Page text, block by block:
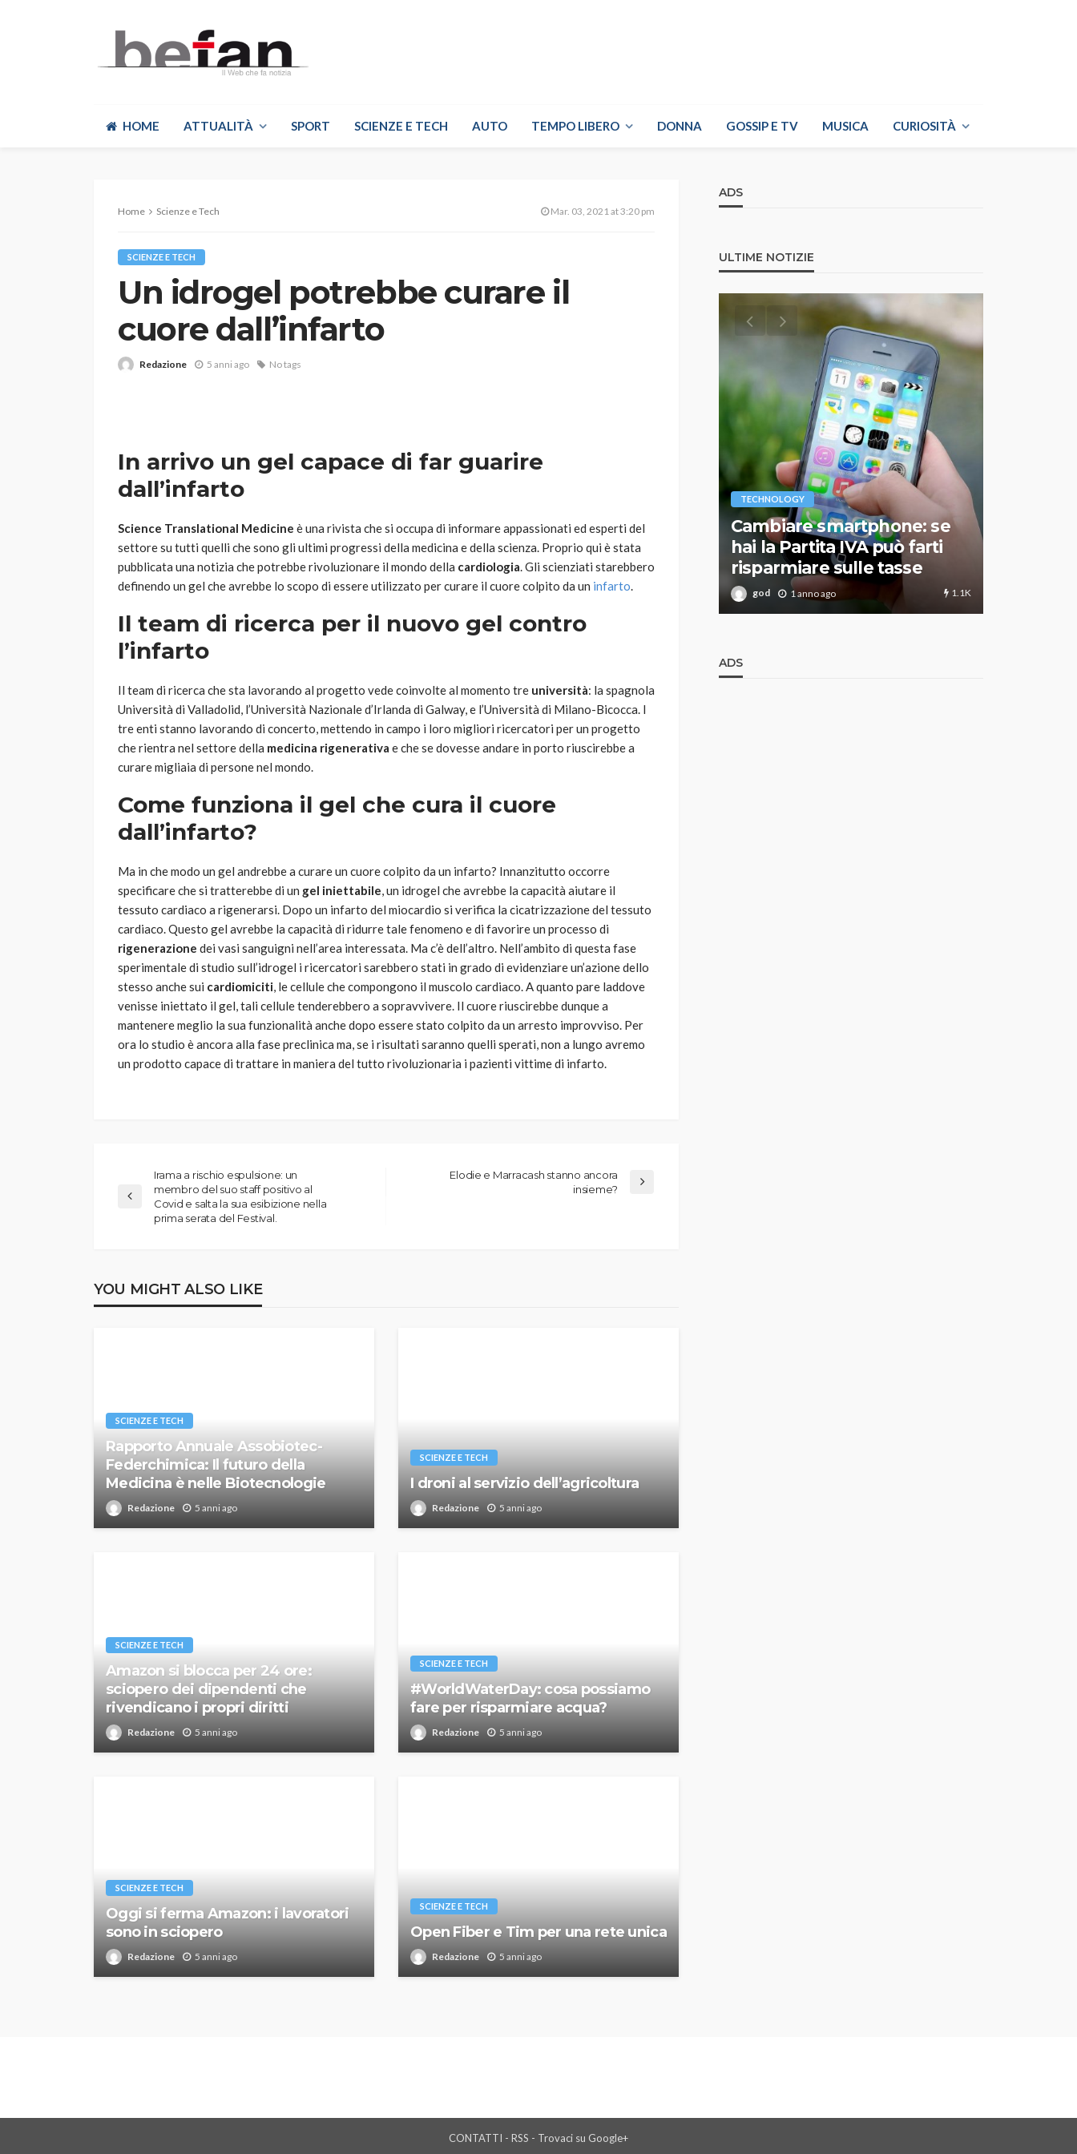
HOME ATTUALITÀ SPORT SCIENZE E TECH AUTO TEMPO LIBERO DONNA GOSSIP E TV MUSICA CURIOSITÀ
Home Scienze e Tech Mar. 03, 2021 at 3:20 pm
SCIENZE E TECH
Un idrogel potrebbe curare il
cuore dall’infarto
Redazione 5 anni ago No tags
In arrivo un gel capace di far guarire
dall’infarto
Science Translational Medicine è una rivista che si occupa di informare appassionati ed esperti del
settore su tutti quelli che sono gli ultimi progressi della medicina e della scienza. Proprio qui è stata
pubblicata una notizia che potrebbe rivoluzionare il mondo della cardiologia. Gli scienziati starebbero
definendo un gel che avrebbe lo scopo di essere utilizzato per curare il cuore colpito da un infarto.
Il team di ricerca per il nuovo gel contro
l’infarto
Il team di ricerca che sta lavorando al progetto vede coinvolte al momento tre università: la spagnola
Università di Valladolid, l’Università Nazionale d’Irlanda di Galway, e l’Università di Milano-Bicocca. I
tre enti stanno lavorando di concerto, mettendo in campo i loro migliori ricercatori per un progetto
che rientra nel settore della medicina rigenerativa e che se dovesse andare in porto riuscirebbe a
curare migliaia di persone nel mondo.
Come funziona il gel che cura il cuore
dall’infarto?
Ma in che modo un gel andrebbe a curare un cuore colpito da un infarto? Innanzitutto occorre
specificare che si tratterebbe di un gel iniettabile, un idrogel che avrebbe la capacità aiutare il
tessuto cardiaco a rigenerarsi. Dopo un infarto del miocardio si verifica la cicatrizzazione del tessuto
cardiaco. Questo gel avrebbe la capacità di ridurre tale fenomeno e di favorire un processo di
rigenerazione dei vasi sanguigni nell’area interessata. Ma c’è dell’altro. Nell’ambito di questa fase
sperimentale di studio sull’idrogel i ricercatori sarebbero stati in grado di evidenziare un’azione dello
stesso anche sui cardiomiciti, le cellule che compongono il muscolo cardiaco. A quanto pare laddove
venisse iniettato il gel, tali cellule tenderebbero a sopravvivere. Il cuore riuscirebbe dunque a
mantenere meglio la sua funzionalità anche dopo essere stato colpito da un arresto improvviso. Per
ora lo studio è ancora alla fase preclinica ma, se i risultati saranno quelli sperati, non a lungo avremo
un prodotto capace di trattare in maniera del tutto rivoluzionaria i pazienti vittime di infarto.
Irama a rischio espulsione: un
membro del suo staff positivo al
Covid e salta la sua esibizione nella
prima serata del Festival.
Elodie e Marracash stanno ancora
insieme?
YOU MIGHT ALSO LIKE
SCIENZE E TECH
Rapporto Annuale Assobiotec-
Federchimica: Il futuro della
Medicina è nelle Biotecnologie
Redazione 5 anni ago
SCIENZE E TECH
I droni al servizio dell’agricoltura
Redazione 5 anni ago
SCIENZE E TECH
Amazon si blocca per 24 ore:
sciopero dei dipendenti che
rivendicano i propri diritti
Redazione 5 anni ago
SCIENZE E TECH
#WorldWaterDay: cosa possiamo
fare per risparmiare acqua?
Redazione 5 anni ago
SCIENZE E TECH
Oggi si ferma Amazon: i lavoratori
sono in sciopero
Redazione 5 anni ago
SCIENZE E TECH
Open Fiber e Tim per una rete unica
Redazione 5 anni ago
ADS
ULTIME NOTIZIE
Robot tagliaerba: quale
scegliere per il tuo prato
god 1 anno ago 784
AUTO SPORT
passione per
l’automobilismo
abbracciano la stessa causa
god 9 mesi ago
TECHNOLOGY
Cambiare smartphone: se
hai la Partita IVA può farti
risparmiare sulle tasse
god 1 anno ago 1.1K
ADS
CONTATTI - RSS - Trovaci su Google+